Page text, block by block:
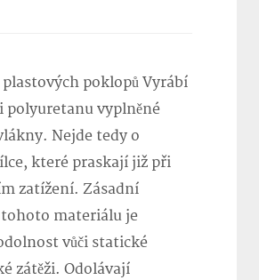
poklopů Vyrábí
polyuretanu vyplněné
Nejde tedy o
které praskají již při
zatížení. Zásadní
materiálu je
vůči statické
zátěži. Odolávají